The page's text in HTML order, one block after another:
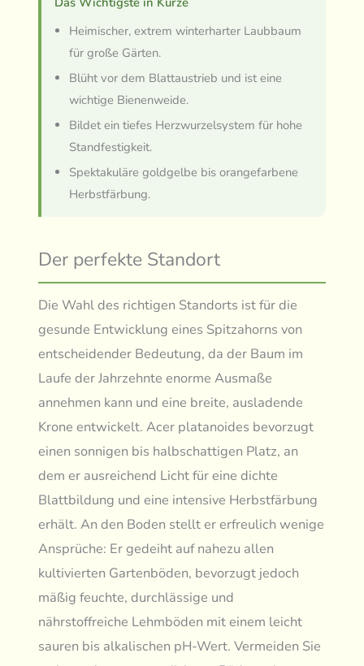
Heimischer, extrem winterharter Laubbaum
für große Gärten.
Blüht vor dem Blattaustrieb und ist eine
wichtige Bienenweide.
Bildet ein tiefes Herzwurzelsystem für hohe
Standfestigkeit.
Spektakuläre goldgelbe bis orangefarbene
Herbstfärbung.
Der perfekte Standort
Die Wahl des richtigen Standorts ist für die
gesunde Entwicklung eines Spitzahorns von
entscheidender Bedeutung, da der Baum im
Laufe der Jahrzehnte enorme Ausmaße
annehmen kann und eine breite, ausladende
Krone entwickelt. Acer platanoides bevorzugt
einen sonnigen bis halbschattigen Platz, an
dem er ausreichend Licht für eine dichte
Blattbildung und eine intensive Herbstfärbung
erhält. An den Boden stellt er erfreulich wenige
Ansprüche: Er gedeiht auf nahezu allen
kultivierten Gartenböden, bevorzugt jedoch
mäßig feuchte, durchlässige und
nährstoffreiche Lehmböden mit einem leicht
sauren bis alkalischen pH-Wert. Vermeiden Sie